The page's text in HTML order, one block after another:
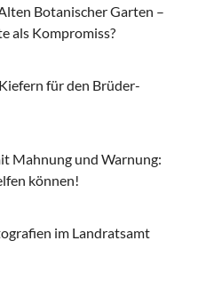
Botanischer Garten –
als Kompromiss?
für den Brüder-
Mahnung und Warnung:
können!
im Landratsamt